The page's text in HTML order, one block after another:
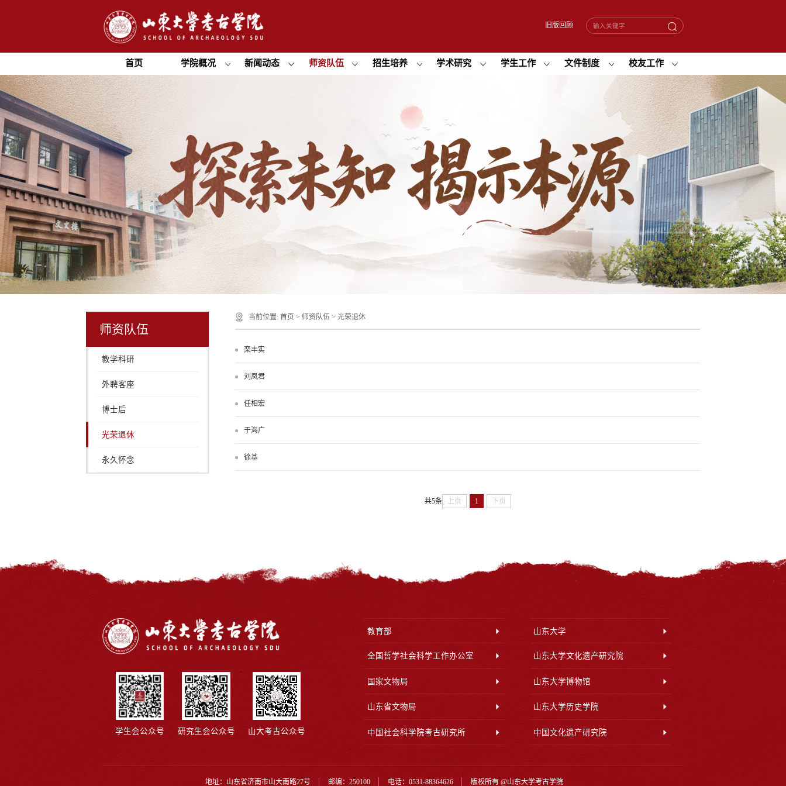
旧版回顾
首页 学院概况 新闻动态 师资队伍 招生培养 学术研究 学生工作 文件制度 校友工作
师资队伍
教学科研
外聘客座
博士后
光荣退休
永久怀念
当前位置: 首页> 师资队伍 > 光荣退休
栾丰实
刘凤君
任相宏
于海广
徐基
共5条 上页 1 下页
学生会公众号 研究生会公众号 山大考古公众号
教育部 山东大学
全国哲学社会科学工作办公室 山东大学文化遗产研究院
国家文物局 山东大学博物馆
山东省文物局 山东大学历史学院
中国社会科学院考古研究所 中国文化遗产研究院
地址：山东省济南市山大南路27号 邮编：250100 电话：0531-88364626 版权所有 @山东大学考古学院